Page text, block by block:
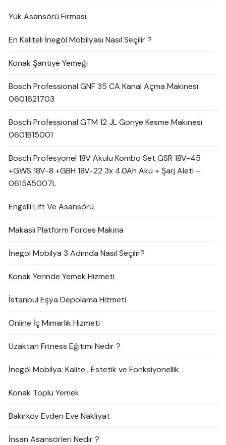
Yük Asansörü Firması
En Kaliteli İnegöl Mobilyası Nasıl Seçilir ?
Konak Şantiye Yemeği
Bosch Professional GNF 35 CA Kanal Açma Makinesi
0601621703
Bosch Professional GTM 12 JL Gönye Kesme Makinesi
0601B15001
Bosch Profesyonel 18V Akülü Kombo Set GSR 18V-45
+GWS 18V-8 +GBH 18V-22 3x 4.0Ah Akü + Şarj Aleti –
0615A5007L
Engelli Lift Ve Asansörü
Makaslı Platform Forces Makina
İnegöl Mobilya 3 Adımda Nasıl Seçilir?
Konak Yerinde Yemek Hizmeti
İstanbul Eşya Depolama Hizmeti
Online İç Mimarlık Hizmeti
Uzaktan Fitness Eğitimi Nedir ?
İnegöl Mobilya: Kalite , Estetik ve Fonksiyonellik
Konak Toplu Yemek
Bakırköy Evden Eve Nakliyat
İnsan Asansörleri Nedir ?